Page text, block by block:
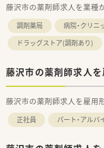
藤沢市の薬剤師求人を業種
調剤薬局 病院・クリニ
ドラッグストア(調剤あり)
藤沢市の薬剤師求人
藤沢市の薬剤師求人を雇用
正社員 パート・アルバ